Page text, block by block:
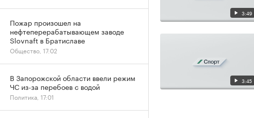
3:49
3:45
Пожар произошел на
нефтеперерабатывающем заводе
Slovnaft в Братиславе
Общество, 17:02
В Запорожской области ввели режим
ЧС из-за перебоев с водой
Политика, 17:01